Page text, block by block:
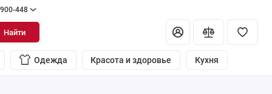
448
Найти
Одежда Красота и здоровье Кухня